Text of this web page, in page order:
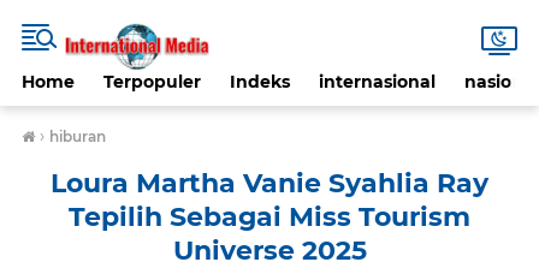
Home Terpopuler Indeks internasional nasional
› hiburan
Loura Martha Vanie Syahlia Ray
Tepilih Sebagai Miss Tourism
Universe 2025